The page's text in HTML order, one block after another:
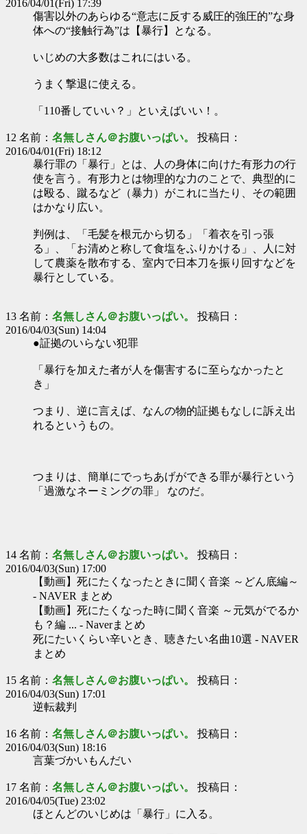
2016/04/01(Fri) 17:39
傷害以外のあらゆる“意志に反する威圧的強圧的”な身
体への“接触行為”は【暴行】となる。
いじめの大多数はこれにはいる。
うまく撃退に使える。
「110番していい？」といえばいい！。
12 名前： 名無しさん＠お腹いっぱい。 投稿日：
2016/04/01(Fri) 18:12
暴行罪の「暴行」とは、人の身体に向けた有形力の行
使を言う。有形力とは物理的な力のことで、典型的に
は殴る、蹴るなど（暴力）がこれに当たり、その範囲
はかなり広い。
判例は、「毛髪を根元から切る」「着衣を引っ張
る」、「お清めと称して食塩をふりかける」、人に対
して農薬を散布する、室内で日本刀を振り回すなどを
暴行としている。
13 名前： 名無しさん＠お腹いっぱい。 投稿日：
2016/04/03(Sun) 14:04
●証拠のいらない犯罪
「暴行を加えた者が人を傷害するに至らなかったと
き」
つまり、逆に言えば、なんの物的証拠もなしに訴え出
れるというもの。
つまりは、簡単にでっちあげができる罪が暴行という
「過激なネーミングの罪」 なのだ。
14 名前： 名無しさん＠お腹いっぱい。 投稿日：
2016/04/03(Sun) 17:00
【動画】死にたくなったときに聞く音楽 ～どん底編～
- NAVER まとめ
【動画】死にたくなった時に聞く音楽 ～元気がでるか
も？編 ... - Naverまとめ
死にたいくらい辛いとき、聴きたい名曲10選 - NAVER
まとめ
15 名前： 名無しさん＠お腹いっぱい。 投稿日：
2016/04/03(Sun) 17:01
逆転裁判
16 名前： 名無しさん＠お腹いっぱい。 投稿日：
2016/04/03(Sun) 18:16
言葉づかいもんだい
17 名前： 名無しさん＠お腹いっぱい。 投稿日：
2016/04/05(Tue) 23:02
ほとんどのいじめは「暴行」に入る。